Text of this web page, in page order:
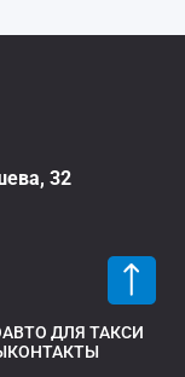
32
АВТО ДЛЯ ТАКСИ
КОНТАКТЫ